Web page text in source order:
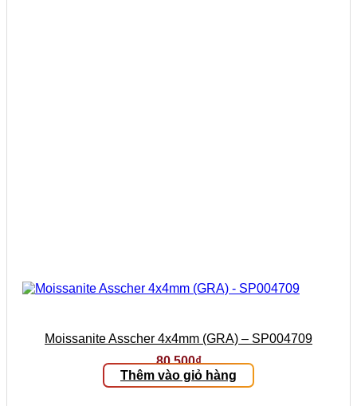
Moissanite Asscher 4x4mm (GRA) – SP004709
80.500₫
Thêm vào giỏ hàng